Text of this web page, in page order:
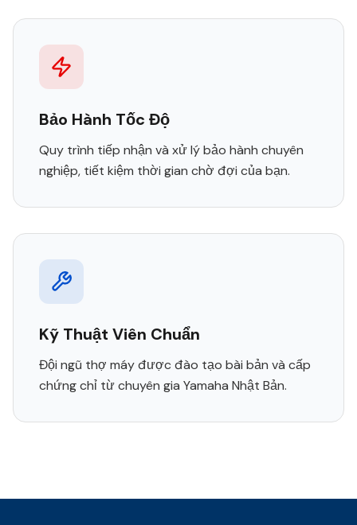
Bảo Hành Tốc Độ
Quy trình tiếp nhận và xử lý bảo hành chuyên
nghiệp, tiết kiệm thời gian chờ đợi của bạn.
Kỹ Thuật Viên Chuẩn
Đội ngũ thợ máy được đào tạo bài bản và cấp
chứng chỉ từ chuyên gia Yamaha Nhật Bản.